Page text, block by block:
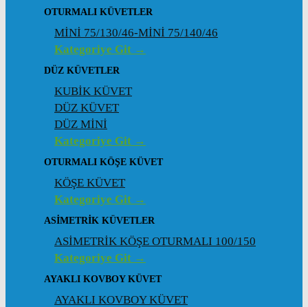
OTURMALI KÜVETLER
MİNİ 75/130/46-MİNİ 75/140/46
Kategoriye Git →
DÜZ KÜVETLER
KUBİK KÜVET
DÜZ KÜVET
DÜZ MİNİ
Kategoriye Git →
OTURMALI KÖŞE KÜVET
KÖŞE KÜVET
Kategoriye Git →
ASIMETRIK KÜVETLER
ASİMETRİK KÖŞE OTURMALI 100/150
Kategoriye Git →
AYAKLI KOVBOY KÜVET
AYAKLI KOVBOY KÜVET